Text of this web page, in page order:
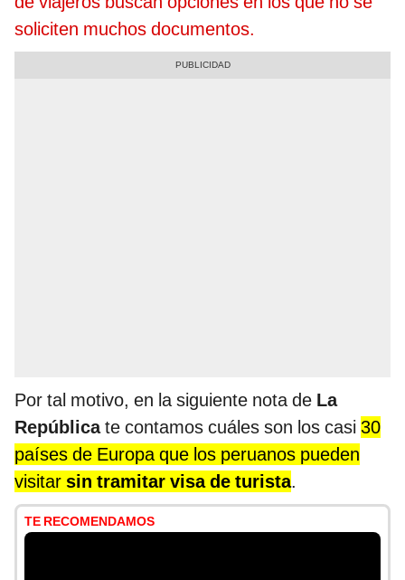
soliciten muchos documentos.
Por tal motivo, en la siguiente nota de La
Repúblicate contamos cuáles son los casi 30
países de Europa que los peruanos pueden
visitar sin tramitar visa de turista.
TE RECOMENDAMOS